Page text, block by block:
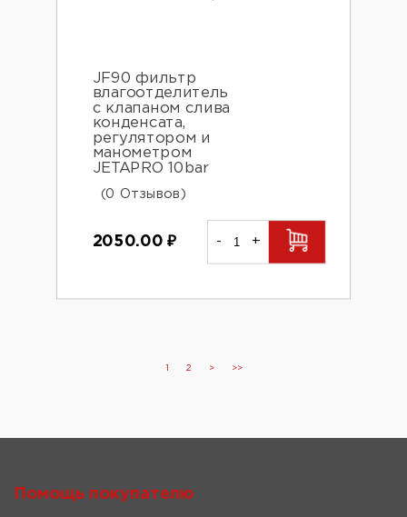
JF90 фильтр
влагоотделитель
с клапаном слива
конденсата,
регулятором и
манометром
JETAPRO 10bar
(0 Отзывов)
2050.00₽ - +
2 > >>
Помощь покупателю